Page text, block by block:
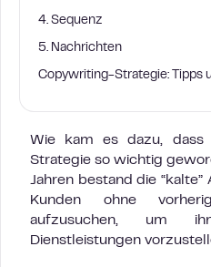
4. Sequenz
5. Nachrichten
Copywriting-Strategie: Tipps
Wie kam es dazu,
Strategie so wichtig
Jahren bestand die
Kunden ohne
aufzusuchen, um
Dienstleistungen